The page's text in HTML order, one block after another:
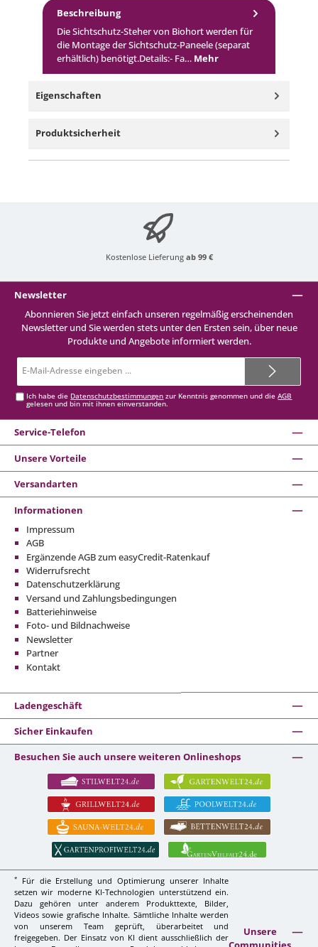
Beschreibung
Die Sichtschutz-Steher von Biohort werden für
die Montage der Sichtschutz-Paneele (separat
erhältlich) benötigt.Details:- Fa… Mehr
Eigenschaften
Produktsicherheit
Kostenlose Lieferung ab 99 €
Newsletter
Abonnieren Sie jetzt einfach unseren regelmäßig erscheinenden
Newsletter und Sie werden stets unter den Ersten sein, über neue
Produkte und Angebote informiert werden.
Mail-
Ich habe die Datenschutzbestimmungen zur Kenntnis genommen und dieAGB
gelesen und bin mit ihnen einverstanden.
Service-Telefon
Unsere Vorteile
Versandarten
Informationen
Impressum
AGB
Ergänzende AGB zum easyCredit-Ratenkauf
Widerrufsrecht
Datenschutzerklärung
Versand und Zahlungsbedingungen
Batteriehinweise
Foto- und Bildnachweise
Newsletter
Partner
Kontakt
Ladengeschäft
Sicher Einkaufen
Besuchen Sie auch unsere weiteren Onlineshops
*
Für die Erstellung und Optimierung unserer Inhalte
setzen wir moderne KI-Technologien unterstützend ein.
Dazu gehören unter anderem Produkttexte, Bilder,
Videos sowie grafische Inhalte. Sämtliche Inhalte werden
von unserem Team geprüft, überarbeitet und
freigegeben. Der Einsatz von KI dient ausschließlich der
Unsere